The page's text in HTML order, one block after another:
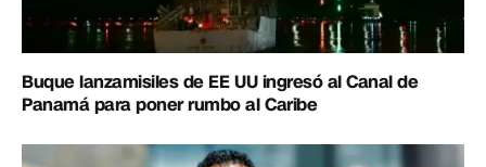
Buque lanzamisiles de EE UU ingresó al Canal de
Panamá para poner rumbo al Caribe